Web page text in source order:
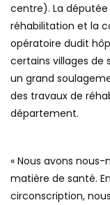
centre). La
réhabilitation et la
opératoire dudit
certains villages de
un grand
des travaux de
département.
« Nous avons
matière de santé.
circonscription,